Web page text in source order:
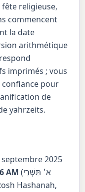
religieuse,
commencent
la date
arithmétique
imprimés ; vous
pour
de
yahrzeits.
septembre 2025
AM (א׳ תִּשְׁרֵי
Hashanah,